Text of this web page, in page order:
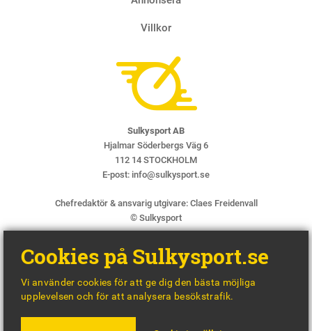
Villkor
Sulkysport AB
Hjalmar Söderbergs Väg 6
112 14 STOCKHOLM
E-post: info@sulkysport.se
Chefredaktör & ansvarig utgivare: Claes Freidenvall
© Sulkysport
BY
Cookies på Sulkysport.se
Vi använder cookies för att ge dig den bästa möjliga
upplevelsen och för att analysera besökstrafik.